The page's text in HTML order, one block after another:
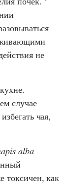
не
случае
чая,
alba
токсичен, как